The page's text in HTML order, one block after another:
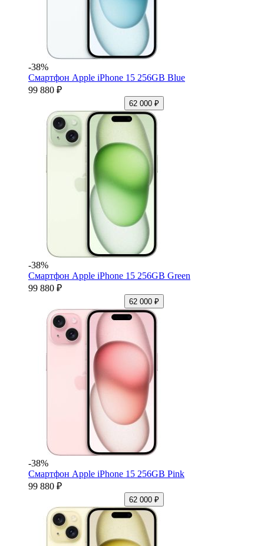
-38%
Смартфон Apple iPhone 15 256GB Blue
99 880 ₽
62 000 ₽
-38%
Смартфон Apple iPhone 15 256GB Green
99 880 ₽
62 000 ₽
-38%
Смартфон Apple iPhone 15 256GB Pink
99 880 ₽
62 000 ₽